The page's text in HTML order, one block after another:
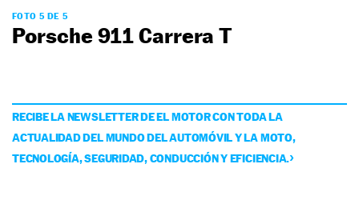
FOTO 5 DE 5
Porsche 911 Carrera T
RECIBE LA NEWSLETTER DE EL MOTOR CON TODA LA
ACTUALIDAD DEL MUNDO DEL AUTOMÓVIL Y LA MOTO,
TECNOLOGÍA, SEGURIDAD, CONDUCCIÓN Y EFICIENCIA.